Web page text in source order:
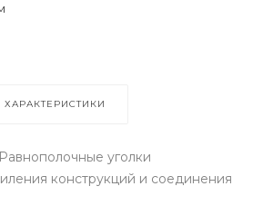
ХАРАКТЕРИСТИКИ
уголки
конструкций и соединения